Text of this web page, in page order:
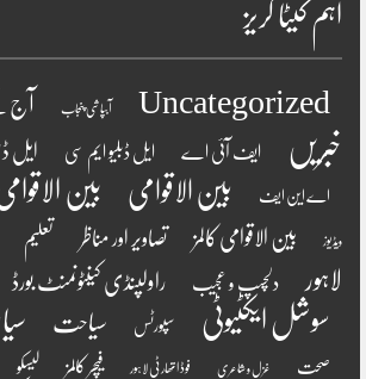
اہم کیٹا گریز
Uncategorized آبپاشی پنجاب آج
خبریں
ایف آئی اے ایل ڈبلیو ایم سی ایل
اے این ایف بین الاقوامی بین
ویڈیوز بین الاقوامی کالمز تصاویر اور مناظر تعلیم
لاہور
دلچسپ و عجیب راولپنڈی کینٹونمنٹ بورڈ
سوشل ایکٹیوٹی سپورٹس سیاحت
صحت غزل و شاعری فوڈ اتھارٹی لاہور فیچر کالمز لیسکو